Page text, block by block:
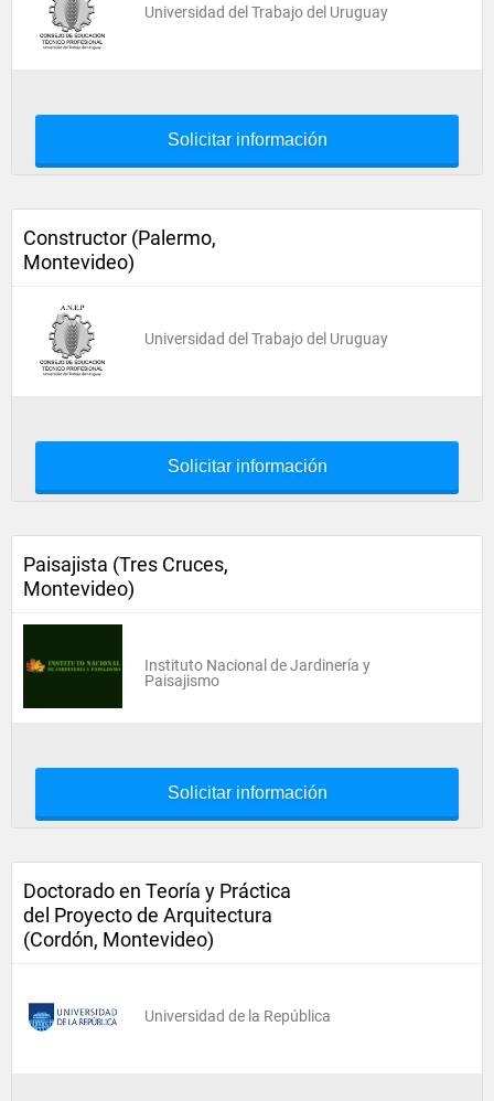
Universidad del Trabajo del Uruguay
Solicitar información
Constructor (Palermo,
Montevideo)
Universidad del Trabajo del Uruguay
Solicitar información
Paisajista (Tres Cruces,
Montevideo)
Instituto Nacional de Jardinería y
Paisajismo
Solicitar información
Doctorado en Teoría y Práctica
del Proyecto de Arquitectura
(Cordón, Montevideo)
Universidad de la República